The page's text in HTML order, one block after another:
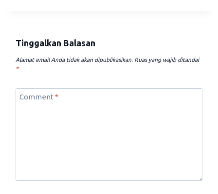
Tinggalkan Balasan
Alamat email Anda tidak akan dipublikasikan. Ruas yang wajib ditandai
*
Comment *